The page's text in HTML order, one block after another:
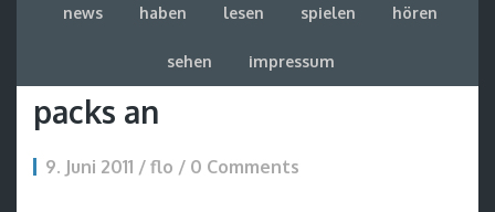
news haben lesen spielen hören
sehen impressum
packs an
9. Juni 2011 / flo / 0 Comments